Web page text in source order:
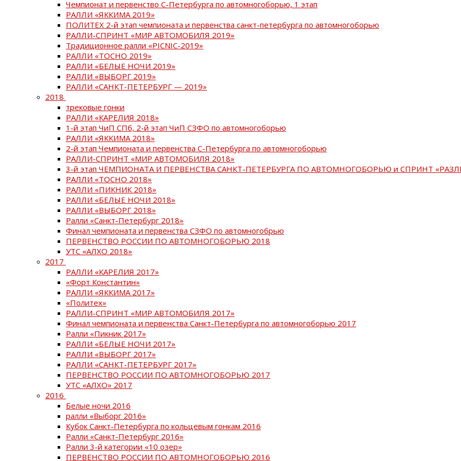
Чемпионат и первенство С-Петербурга по автомногоборью, 1 этап
РАЛЛИ «ЯККИМА 2019»
ПОЛИТЕХ 2-й этап чемпионата и первенства санкт-петербурга по автомногоборью
РАЛЛИ-СПРИНТ «МИР АВТОМОБИЛЯ 2019»
Традиционное ралли «PICNIC-2019»
РАЛЛИ «ТОСНО 2019»
РАЛЛИ «БЕЛЫЕ НОЧИ 2019»
РАЛЛИ «ВЫБОРГ 2019»
РАЛЛИ «САНКТ-ПЕТЕРБУРГ — 2019»
2018
трековые гонки
РАЛЛИ «КАРЕЛИЯ 2018»
1-й этап ЧиП СПб, 2-й этап ЧиП СЗФО по автомногоборью
РАЛЛИ «ЯККИМА 2018»
2-й этап Чемпионата и первенства С-Петербурга по автомногоборью
РАЛЛИ-СПРИНТ «МИР АВТОМОБИЛЯ 2018»
3-й этап ЧЕМПИОНАТА И ПЕРВЕНСТВА САНКТ-ПЕТЕРБУРГА ПО АВТОМНОГОБОРЬЮ и СПРИНТ
РАЛЛИ «ТОСНО 2018»
РАЛЛИ «ПИКНИК 2018»
РАЛЛИ «БЕЛЫЕ НОЧИ 2018»
РАЛЛИ «ВЫБОРГ 2018»
Ралли «Санкт-Петербург 2018»
Финал чемпионата и первенства СЗФО по автомногобрью
ПЕРВЕНСТВО РОССИИ ПО АВТОМНОГОБОРЬЮ 2018
УТС «АЛХО 2018»
2017
РАЛЛИ «КАРЕЛИЯ 2017»
«Форт Константин»
РАЛЛИ «ЯККИМА 2017»
«Политех»
РАЛЛИ-СПРИНТ «МИР АВТОМОБИЛЯ 2017»
Финал чемпионата и первенства Санкт-Петербурга по автомногоборью 2017
Ралли «Пикник 2017»
РАЛЛИ «БЕЛЫЕ НОЧИ 2017»
РАЛЛИ «ВЫБОРГ 2017»
РАЛЛИ «САНКТ-ПЕТЕРБУРГ 2017»
ПЕРВЕНСТВО РОССИИ ПО АВТОМНОГОБОРЬЮ 2017
УТС «АЛХО» 2017
2016
Белые ночи 2016
ралли «Выборг 2016»
Кубок Санкт-Петербурга по кольцевым гонкам 2016
Ралли «Санкт-Петербург 2016»
Ралли 3-й категории «10 озер»
ПЕРВЕНСТВО РОССИИ ПО АВТОМНОГОБОРЬЮ 2016